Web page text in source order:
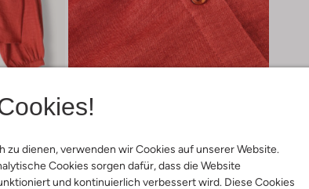
zu dienen, verwenden wir Cookies auf unserer Website.
Cookies sorgen dafür, dass die Website
und kontinuierlich verbessert wird. Diese Cookies
& Rückgabe